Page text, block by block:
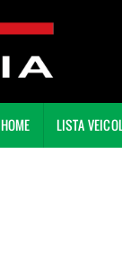
HOME LISTA